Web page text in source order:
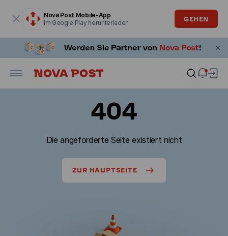
Nova Post Mobile-App
Im Google Play herunterladen
GEHEN
404
Die angeforderte Seite existiert nicht
ZUR HAUPTSEITE